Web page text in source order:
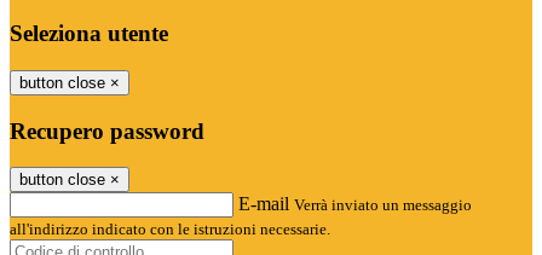
Seleziona utente
button close ×
Recupero password
button close ×
E-mail Verrà inviato un messaggio
all'indirizzo indicato con le istruzioni necessarie.